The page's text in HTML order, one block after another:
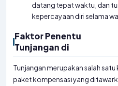
datang tepat waktu, dan
kepercayaan diri selama
Faktor Penentu
Tunjangan di
Tunjangan merupakan salah
paket kompensasi yang